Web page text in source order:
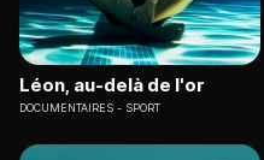
Léon, au-delà de l'or
DOCUMENTAIRES SPORT